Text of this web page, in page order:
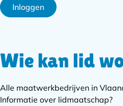
Inloggen
Subnavigatie
Wie kan lid
Alle maatwerkbedrijven in
Informatie over lidmaatschap?